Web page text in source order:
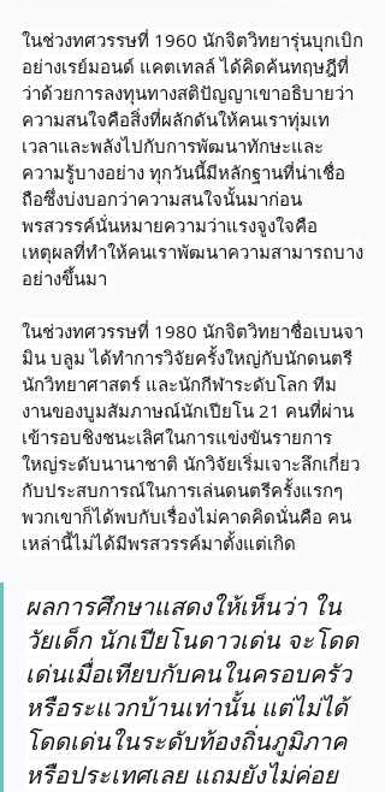
ในช่วงทศวรรษที่ 1960 นักจิตวิทยารุ่นบุกเบิก
อย่างเรย์มอนด์ แคตเทลล์ ได้คิดค้นทฤษฎีที่
ว่าด้วยการลงทุนทางสติปัญญาเขาอธิบายว่า
ความสนใจคือสิ่งที่ผลักดันให้คนเราทุ่มเท
เวลาและพลังไปกับการพัฒนาทักษะและ
ความรู้บางอย่าง ทุกวันนี้มีหลักฐานที่น่าเชื่อ
ถือซึ่งบ่งบอกว่าความสนใจนั้นมาก่อน
พรสวรรค์นั่นหมายความว่าแรงจูงใจคือ
เหตุผลที่ทำให้คนเราพัฒนาความสามารถบาง
อย่างขึ้นมา
ในช่วงทศวรรษที่ 1980 นักจิตวิทยาชื่อเบนจา
มิน บลูม ได้ทำการวิจัยครั้งใหญ่กับนักดนตรี
นักวิทยาศาสตร์ และนักกีฬาระดับโลก ทีม
งานของบูมสัมภาษณ์นักเปียโน 21 คนที่ผ่าน
เข้ารอบชิงชนะเลิศในการแข่งขันรายการ
ใหญ่ระดับนานาชาติ นักวิจัยเริ่มเจาะลึกเกี่ยว
กับประสบการณ์ในการเล่นดนตรีครั้งแรกๆ
พวกเขาก็ได้พบกับเรื่องไม่คาดคิดนั่นคือ คน
เหล่านี้ไม่ได้มีพรสวรรค์มาตั้งแต่เกิด
ผลการศึกษาแสดงให้เห็นว่า ใน
วัยเด็ก นักเปียโนดาวเด่น จะโดด
เด่นเมื่อเทียบกับคนในครอบครัว
หรือระแวกบ้านเท่านั้น แต่ไม่ได้
โดดเด่นในระดับท้องถิ่นภูมิภาค
หรือประเทศเลย แถมยังไม่ค่อย